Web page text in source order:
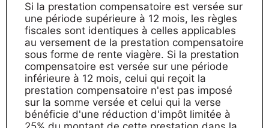
Si la prestation compensatoire est versée sur
une période supérieure à 12 mois, les règles
fiscales sont identiques à celles applicables
au versement de la prestation compensatoire
sous forme de rente viagère. Si la prestation
compensatoire est versée sur une période
inférieure à 12 mois, celui qui reçoit la
prestation compensatoire n'est pas imposé
sur la somme versée et celui qui la verse
bénéficie d'une réduction d'impôt limitée à